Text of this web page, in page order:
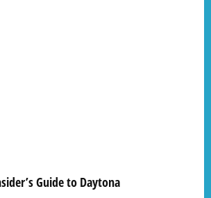
Guide to Daytona